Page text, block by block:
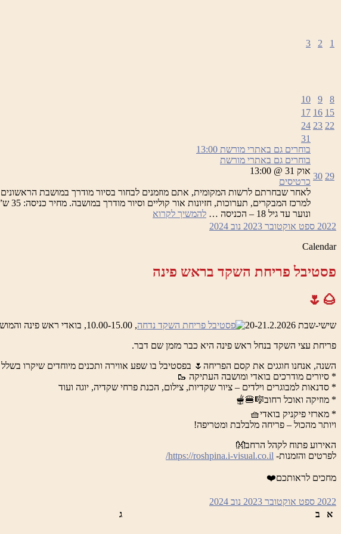
1
2
3
8
9
10
15
16
17
22
23
24
29
30
31
בוחרים גם באתרי מורשת 13:00
בוחרים גם באתרי מורשת
אוק 31 @ 13:00
כרטיסים
לאחר שבחרתם לרשות המקומית, אתם מוזמנים לבחור בסיור מודרך במושבת
למרכז
ונוער עד גיל 18 – הכניסה …
להמשיך לקרוא
2022 ספט אוקטובר 2023 נוב 2024
Calendar
פסטיבל פריחת השקד בראש פינה
🌰🌷
שישי-שבת 20-21.2.2026
, 10.00-15.00, בואדי ראש פינה והמושבה העתיקה
פריחת עצי השקד בנחל ראש פינה היא כבר מזמן שם דבר.
השנה, אנחנו חוגגים את קסם הפריחה🌷 בפסטיבל בו שפע אווירה ותכנים מיוחדים שיקרו
* סיורים מודרכים בואדי ומושבה העתיקה 🥾
* סדנאות למבוגרים וילדים – ציור שקדיות, צילום, הכנת פרחי שקדיה, יוגה ועוד
* מוזיקה ואוכל רחוב🎼🍔🫕
* מארזי פיקניק בואדי🧺
ויותר מהכול – פריחה מלבלבת ומטריפה!
האירוע פתוח לקהל הרחב👐
לפרטים והזמנות- https://roshpina.i-visual.co.il/
מחכים לראותכם❤️
2022 ספט אוקטובר 2023 נוב 2024
א
ב ג